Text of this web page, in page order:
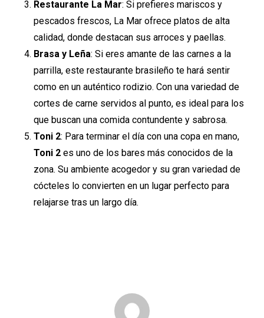
Restaurante La Mar: Si prefieres mariscos y
pescados frescos, La Mar ofrece platos de alta
calidad, donde destacan sus arroces y paellas.
Brasa y Leña: Si eres amante de las carnes a la
parrilla, este restaurante brasileño te hará sentir
como en un auténtico rodizio. Con una variedad de
cortes de carne servidos al punto, es ideal para los
que buscan una comida contundente y sabrosa.
Toni 2: Para terminar el día con una copa en mano,
Toni 2es uno de los bares más conocidos de la
zona. Su ambiente acogedor y su gran variedad de
cócteles lo convierten en un lugar perfecto para
relajarse tras un largo día.